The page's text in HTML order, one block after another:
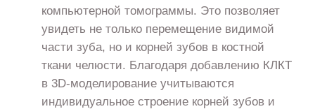
компьютерной томограммы. Это позволяет
увидеть не только перемещение видимой
части зуба, но и корней зубов в костной
ткани челюсти. Благодаря добавлению КЛКТ
в 3D-моделирование учитываются
индивидуальное строение корней зубов и